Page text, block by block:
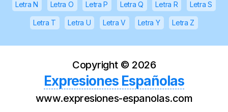
Letra N Letra O Letra P Letra Q Letra R Letra S
Letra T Letra U Letra V Letra Y Letra Z
Copyright © 2026
Expresiones Españolas
www.expresiones-espanolas.com